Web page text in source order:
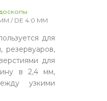
/ DE 4.0 ММ
для
резервуаров,
для
в 2,4 мм,
узкими